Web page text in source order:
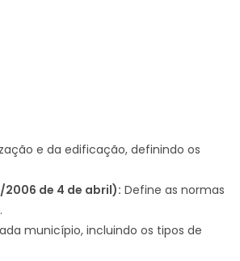
e da edificação, definindo os
de 4 de abril): Define as normas
município, incluindo os tipos de